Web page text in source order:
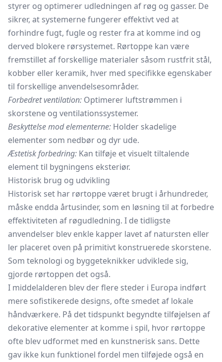
styrer og optimerer udledningen af røg og gasser. De
sikrer, at systemerne fungerer effektivt ved at
forhindre fugt, fugle og rester fra at komme ind og
derved blokere rørsystemet. Rørtoppe kan være
fremstillet af forskellige materialer såsom rustfrit stål,
kobber eller keramik, hver med specifikke egenskaber
til forskellige anvendelsesområder.
Forbedret ventilation: Optimerer luftstrømmen i
skorstene og ventilationssystemer.
Beskyttelse mod elementerne: Holder skadelige
elementer som nedbør og dyr ude.
Æstetisk forbedring: Kan tilføje et visuelt tiltalende
element til bygningens eksteriør.
Historisk brug og udvikling
Historisk set har rørtoppe været brugt i århundreder,
måske endda årtusinder, som en løsning til at forbedre
effektiviteten af røgudledning. I de tidligste
anvendelser blev enkle kapper lavet af natursten eller
ler placeret oven på primitivt konstruerede skorstene.
Som teknologi og byggeteknikker udviklede sig,
gjorde rørtoppen det også.
I middelalderen blev der flere steder i Europa indført
mere sofistikerede designs, ofte smedet af lokale
håndværkere. På det tidspunkt begyndte tilføjelsen af
dekorative elementer at komme i spil, hvor rørtoppe
ofte blev udformet med en kunstnerisk sans. Dette
gav ikke kun funktionel fordel men tilføjede også en